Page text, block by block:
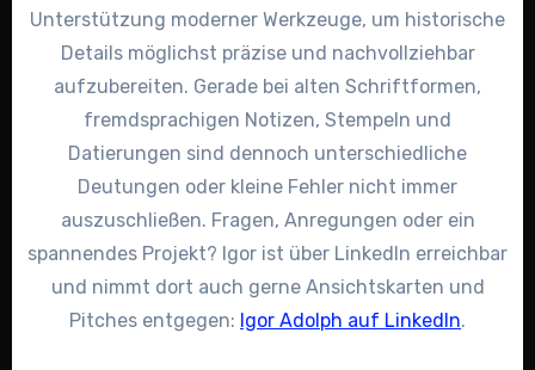
Unterstützung moderner Werkzeuge, um historische
Details möglichst präzise und nachvollziehbar
aufzubereiten. Gerade bei alten Schriftformen,
fremdsprachigen Notizen, Stempeln und
Datierungen sind dennoch unterschiedliche
Deutungen oder kleine Fehler nicht immer
auszuschließen. Fragen, Anregungen oder ein
spannendes Projekt? Igor ist über LinkedIn erreichbar
und nimmt dort auch gerne Ansichtskarten und
Pitches entgegen: Igor Adolph auf LinkedIn.